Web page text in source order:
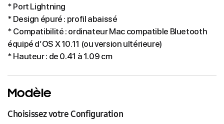
* Port Lightning
* Design épuré : profil abaissé
* Compatibilité : ordinateur Mac compatible Bluetooth
équipé d’OS X 10.11 (ou version ultérieure)
* Hauteur : de 0.41 à 1.09 cm
Modèle
Choisissez votre Configuration